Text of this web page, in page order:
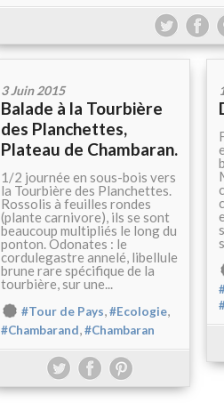
3 Juin 2015
Balade à la Tourbière
des Planchettes,
Plateau de Chambaran.
1/2 journée en sous-bois vers
la Tourbière des Planchettes.
Rossolis à feuilles rondes
(plante carnivore), ils se sont
beaucoup multipliés le long du
ponton. Odonates : le
cordulegastre annelé, libellule
brune rare spécifique de la
tourbière, sur une...
#Tour de Pays,#Ecologie,
#Chambarand,#Chambaran